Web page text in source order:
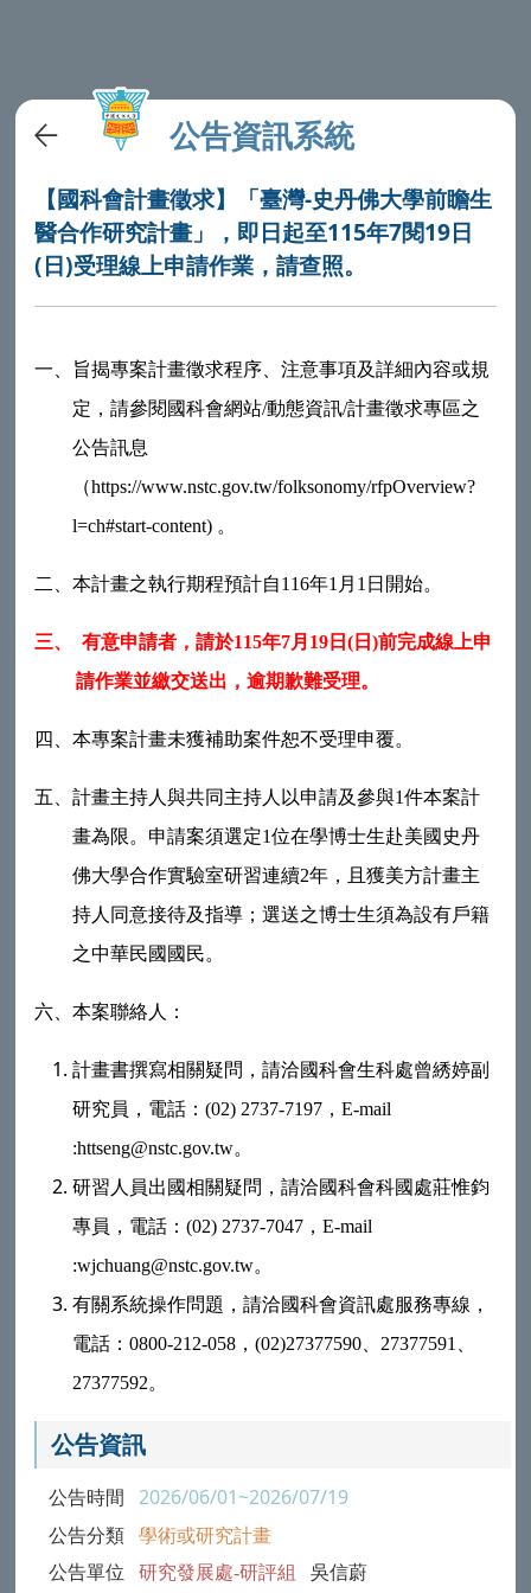
公告資訊系統
【國科會計畫徵求】「臺灣-史丹佛大學前瞻生
醫合作研究計畫」，即日起至115年7閱19日
(日)受理線上申請作業，請查照。
一、 旨揭專案計畫徵求程序、注意事項及詳細內容或規
定，請參閱國科會網站/動態資訊/計畫徵求專區之
公告訊息
（https://www.nstc.gov.tw/folksonomy/rfpOverview?
l=ch#start-content) 。
二、本計畫之執行期程預計自116年1月1日開始。
三、 有意申請者，請於115年7月 19 日( 日)前完成線上申
請作業並繳交送出，逾期歉難受理。
四、本專案計畫未獲補助案件恕不受理申覆。
五、計畫主持人與共同主持人以申請及參與1件本案計
畫為限。申請案須選定1位在學博士生赴美國史丹
佛大學合作實驗室研習連續2年，且獲美方計畫主
持人同意接待及指導；選送之博士生須為設有戶籍
之中華民國國民。
六、本案聯絡人：
計畫書撰寫相關疑問，請洽國科會生科處曾綉婷副
研究員，電話：(02) 2737-7197，E-mail
:httseng@nstc.gov.tw。
研習人員出國相關疑問，請洽國科會科國處莊惟鈞
專員，電話：(02) 2737-7047，E-mail
:wjchuang@nstc.gov.tw。
有關系統操作問題，請洽國科會資訊處服務專線，
電話：0800-212-058，(02)27377590、27377591、
27377592。
公告資訊
公告時間 2026/06/01~2026/07/19
公告分類 學術或研究計畫
公告單位 研究發展處-研評組 吳信蔚